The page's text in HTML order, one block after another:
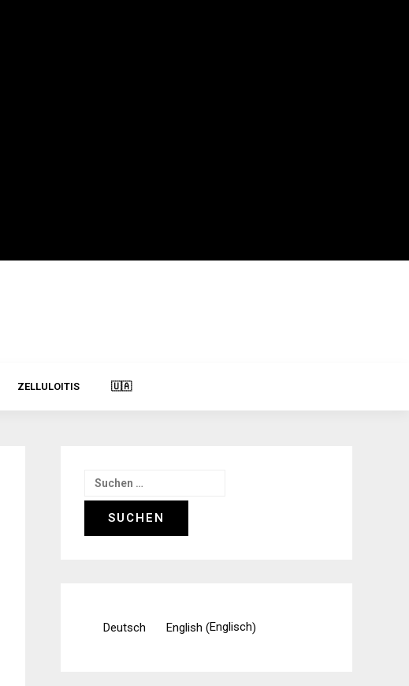
ZELLULOITIS 🇺🇦
Suchen
nach:
Deutsch English (Englisch)